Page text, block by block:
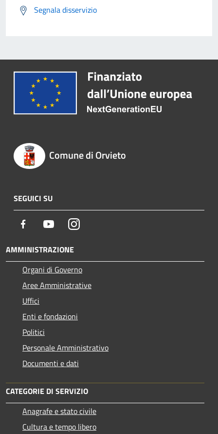
Segnala disservizio
Comune di Orvieto
SEGUICI SU
Facebook YoutubeInstagram
AMMINISTRAZIONE
Organi di Governo
Aree Amministrative
Uffici
Enti e fondazioni
Politici
Personale Amministrativo
Documenti e dati
CATEGORIE DI SERVIZIO
Anagrafe e stato civile
Cultura e tempo libero